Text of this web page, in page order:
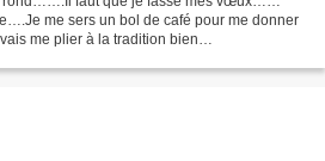
me sers un bol de café pour me donner
me plier à la tradition bien